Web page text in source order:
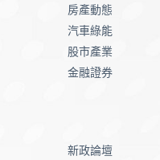
房產動態
汽車綠能
股市產業
金融證券
新政論壇